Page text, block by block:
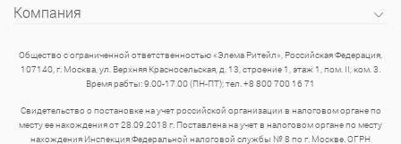
Компания
Общество с ограниченной ответственностью «Элема Ритейл», Российская Федерация,
107140, г. Москва, ул. Верхняя Красносельская, д. 13, строение 1, этаж 1, пом. II, ком. 3.
Время рабты: 9.00-17.00 (ПН-ПТ); тел. +8 800 700 16 71
Свидетельство о постановке на учет российской организации в налоговом органе по
месту ее нахождения от 28.09.2018 г. Поставлена на учет в налоговом органе по месту
нахождения Инспекция Федеральной налоговой службы № 8 по г. Москве. ОГРН